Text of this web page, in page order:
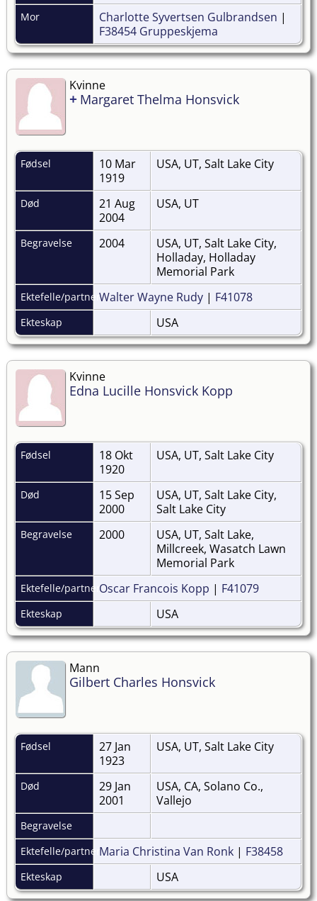
Mor Charlotte Syvertsen Gulbrandsen |
F38454 Gruppeskjema
Kvinne
+ Margaret Thelma Honsvick
Fødsel
10 Mar
1919
USA, UT, Salt Lake City
Død
21 Aug
2004
USA, UT
Begravelse 2004
USA, UT, Salt Lake City,
Holladay, Holladay
Memorial Park
Ektefelle/partnerWalter Wayne Rudy | F41078
Ekteskap USA
Kvinne
Edna Lucille Honsvick Kopp
Fødsel
18 Okt
1920
USA, UT, Salt Lake City
Død
15 Sep
2000
USA, UT, Salt Lake City,
Salt Lake City
Begravelse 2000
USA, UT, Salt Lake,
Millcreek, Wasatch Lawn
Memorial Park
Ektefelle/partnerOscar Francois Kopp | F41079
Ekteskap USA
Mann
Gilbert Charles Honsvick
Fødsel
27 Jan
1923
USA, UT, Salt Lake City
Død
29 Jan
2001
USA, CA, Solano Co.,
Vallejo
Begravelse
Ektefelle/partnerMaria Christina Van Ronk | F38458
Ekteskap USA